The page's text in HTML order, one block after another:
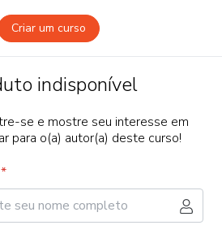
Criar um curso
indisponível
se e mostre seu interesse em
para o(a) autor(a) deste curso!
*